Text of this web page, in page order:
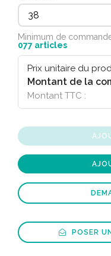
Minimum de
077 articles
Prix unitaire du
Montant de la
Montant TTC :
POSER